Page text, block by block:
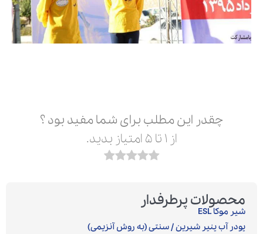
چقدر این مطلب برای شما مفید بود ؟
از ۱ تا ۵ امتیاز بدید.
محصولات پرطرفدار
شیر موکا ESL
پودر آب پنیر شیرین / سنتی (به روش آنزیمی)‎